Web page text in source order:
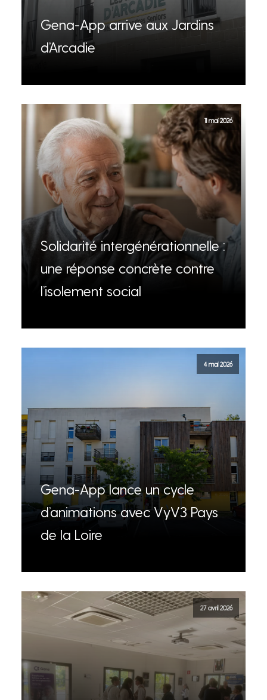
Gena-App arrive aux Jardins
d’Arcadie
11 mai 2026
Solidarité intergénérationnelle :
une réponse concrète contre
l’isolement social
4 mai 2026
Gena-App lance un cycle
d’animations avec VyV3 Pays
de la Loire
27 avril 2026